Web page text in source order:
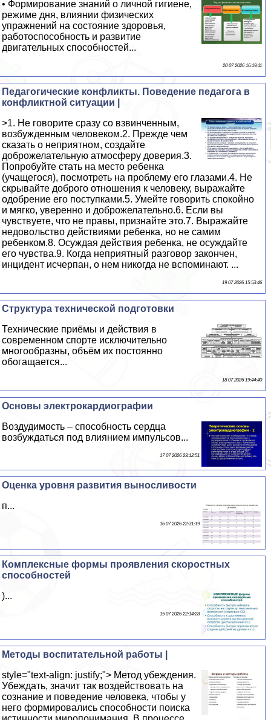
• Формирование знаний о личной гигиене,
режиме дня, влиянии физических
упражнений на состояние здоровья,
работоспособность и развитие
двигательных способностей...
20 07 2026 16:19:11
Педагогические конфликты. Поведение педагога в
конфликтной ситуации |
>1. Не говорите сразу со взвинченным,
возбужденным человеком.2. Прежде чем
сказать о неприятном, создайте
доброжелательную атмосферу доверия.3.
Попробуйте стать на место ребенка
(учащегося), посмотреть на проблему его глазами.4. Не
скрывайте доброго отношения к человеку, выражайте
одобрение его поступками.5. Умейте говорить спокойно
и мягко, уверенно и доброжелательно.6. Если вы
чувствуете, что не правы, признайте это.7. Выражайте
недовольство действиями ребенка, но не самим
ребенком.8. Осуждая действия ребенка, не осуждайте
его чувства.9. Когда неприятный разговор закончен,
инцидент исчерпан, о нем никогда не вспоминают. ...
19 07 2026 15:53:46
Структура технической подготовки
Технические приёмы и действия в
современном спорте исключительно
многообразны, объём их постоянно
обогащается...
18 07 2026 19:44:40
Основы электрокардиографии
Воздудимость – способность сердца
возбуждаться под влиянием импульсов...
17 07 2026 23:12:51
Оценка уровня развития выносливости
п...
16 07 2026 22:31:19
Комплексные формы проявления скоростных
способностей
)...
15 07 2026 22:14:28
Методы воспитательной работы |
style="text-align: justify;"> Метод убеждения.
Убеждать, значит так воздействовать на
сознание и поведение человека, чтобы у
него формировались способности поиска